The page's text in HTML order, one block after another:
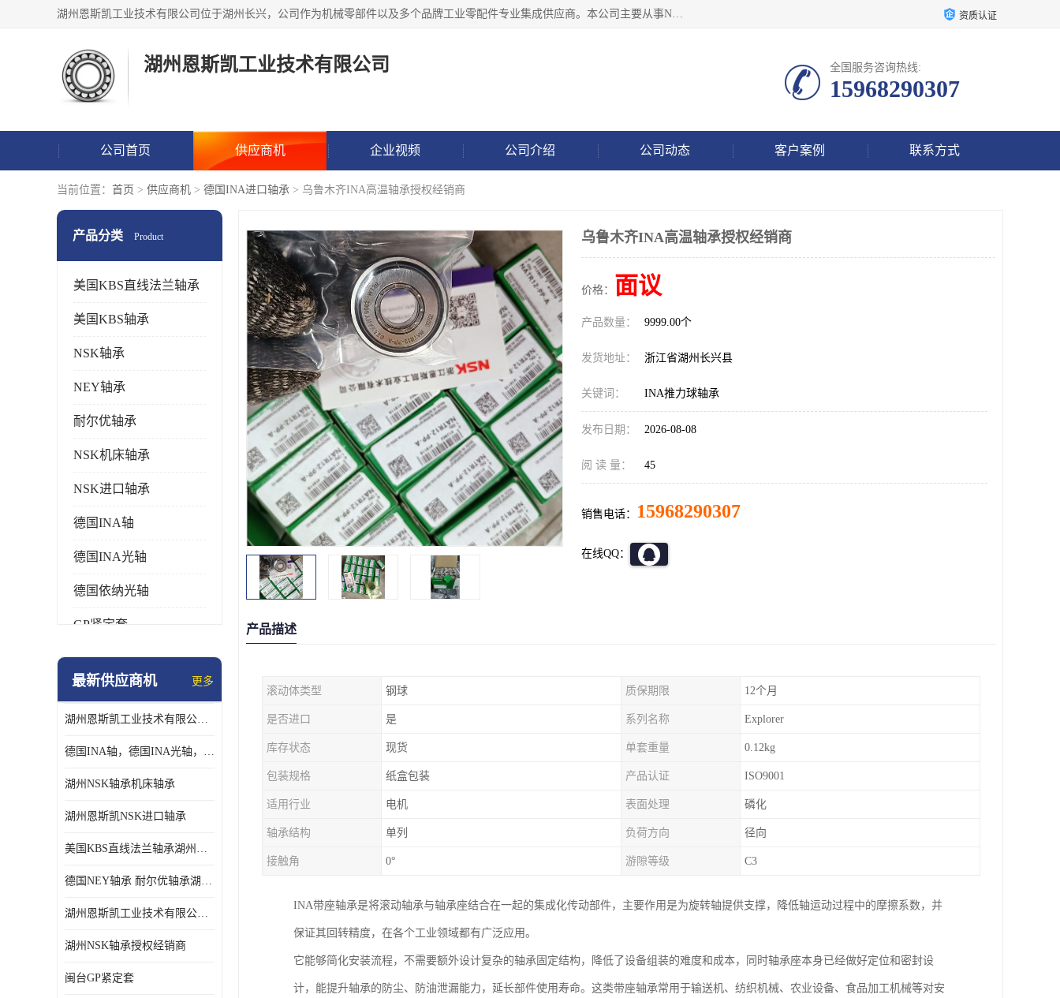
湖州恩斯凯工业技术有限公司位于湖州长兴，公司作为机械零部件以及多个品牌工业零配件专业集成供应商。本公司主要从事NSK进口轴承、SKF进口轴承、FAG进口轴承、NTN进口轴承、国产轴承：ZWZ、HRB、C&U轴承外球面轴承、导轨、丝杠、滑块、 润滑油、工业皮带及其他工业零部件的销售. 资质认证
湖州恩斯凯工业技术有限公司 全国服务咨询热线:
15968290307
公司首页 供应商机 企业视频 公司介绍 公司动态 客户案例 联系方式
当前位置： 首页 > 供应商机 > 德国INA进口轴承 > 乌鲁木齐INA高温轴承授权经销商
产品分类 Product
美国KBS直线法兰轴承
美国KBS轴承
NSK轴承
NEY轴承
耐尔优轴承
NSK机床轴承
NSK进口轴承
德国INA轴
德国INA光轴
德国依纳光轴
GP紧定套
SKF轴承
日本NSK进口轴承
德国INA进口轴承
最新供应商机 更多
湖州恩斯凯工业技术有限公司 湖州NSK轴承
德国INA轴，德国INA光轴，德国依纳光轴
湖州NSK轴承机床轴承
湖州恩斯凯NSK进口轴承
美国KBS直线法兰轴承湖州KBS轴承
德国NEY轴承 耐尔优轴承湖州代理商
湖州恩斯凯工业技术有限公司NSK轴承*经销商
湖州NSK轴承授权经销商
闽台GP紧定套
乌鲁木齐INA高温轴承授权经销商
价格： 面议
产品数量： 9999.00个
发货地址： 浙江省湖州长兴县
关键词： INA推力球轴承
发布日期： 2026-08-08
阅 读 量： 45
销售电话： 15968290307
在线QQ：
产品描述
滚动体类型 钢球 质保期限 12个月
是否进口 是 系列名称 Explorer
库存状态 现货 单套重量 0.12kg
包装规格 纸盒包装 产品认证 ISO9001
适用行业 电机 表面处理 磷化
轴承结构 单列 负荷方向 径向
接触角 0° 游隙等级 C3
INA带座轴承是将滚动轴承与轴承座结合在一起的集成化传动部件，主要作用是为旋转轴提供支撑，降低轴运动过程中的摩擦系数，并
保证其回转精度，在各个工业领域都有广泛应用。
它能够简化安装流程，不需要额外设计复杂的轴承固定结构，降低了设备组装的难度和成本，同时轴承座本身已经做好定位和密封设
计，能提升轴承的防尘、防油泄漏能力，延长部件使用寿命。这类带座轴承常用于输送机、纺织机械、农业设备、食品加工机械等对安